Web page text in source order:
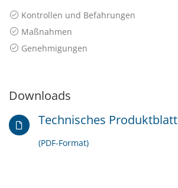
Kontrollen und Befahrungen
Maßnahmen
Genehmigungen
Downloads
Technisches Produktblatt
(PDF-Format)